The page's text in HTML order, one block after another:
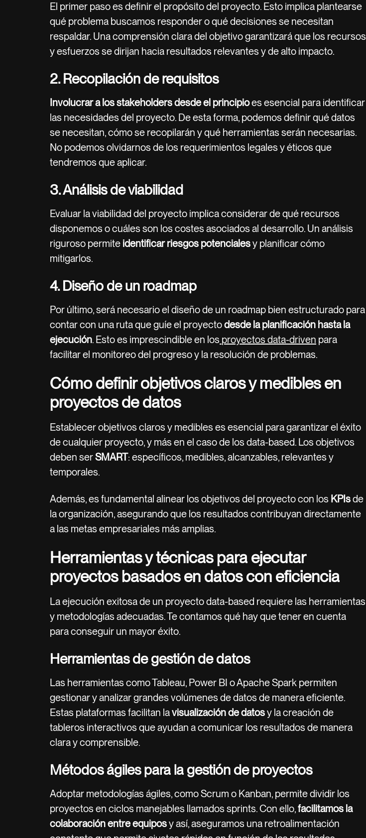
El primer paso es definir el propósito del proyecto. Esto implica plantearse
qué problema buscamos responder o qué decisiones se necesitan
respaldar. Una comprensión clara del objetivo garantizará que los recursos
y esfuerzos se dirijan hacia resultados relevantes y de alto impacto.
2. Recopilación de requisitos
Involucrar a los stakeholders desde el principioes esencial para identificar
las necesidades del proyecto. De esta forma, podemos definir qué datos
se necesitan, cómo se recopilarán y qué herramientas serán necesarias.
No podemos olvidarnos de los requerimientos legales y éticos que
tendremos que aplicar.
3. Análisis de viabilidad
Evaluar la viabilidad del proyecto implica considerar de qué recursos
disponemos o cuáles son los costes asociados al desarrollo. Un análisis
riguroso permite identificar riesgos potencialesy planificar cómo
mitigarlos.
4. Diseño de un roadmap
Por último, será necesario el diseño de un roadmap bien estructurado para
contar con una ruta que guíe el proyectodesde la planificación hasta la
ejecución. Esto es imprescindible en los proyectos data-driven para
facilitar el monitoreo del progreso y la resolución de problemas.
Cómo definir objetivos claros y medibles en
proyectos de datos
Establecer objetivos claros y medibles es esencial para garantizar el éxito
de cualquier proyecto, y más en el caso de los data-based. Los objetivos
deben serSMART: específicos, medibles, alcanzables, relevantes y
temporales.
Además, es fundamental alinear los objetivos del proyecto con los KPIsde
la organización, asegurando que los resultados contribuyan directamente
a las metas empresariales más amplias.
Herramientas y técnicas para ejecutar
proyectos basados en datos con eficiencia
La ejecución exitosa de un proyecto data-based requiere las herramientas
y metodologías adecuadas. Te contamos qué hay que tener en cuenta
para conseguir un mayor éxito.
Herramientas de gestión de datos
Las herramientas como Tableau, Power BI o Apache Spark permiten
gestionar y analizar grandes volúmenes de datos de manera eficiente.
Estas plataformas facilitan lavisualización de datosy la creación de
tableros interactivos que ayudan a comunicar los resultados de manera
clara y comprensible.
Métodos ágiles para la gestión de proyectos
Adoptar metodologías ágiles, como Scrum o Kanban, permite dividir los
proyectos en ciclos manejables llamados sprints. Con ello,facilitamos la
colaboración entre equiposy así, aseguramos una retroalimentación